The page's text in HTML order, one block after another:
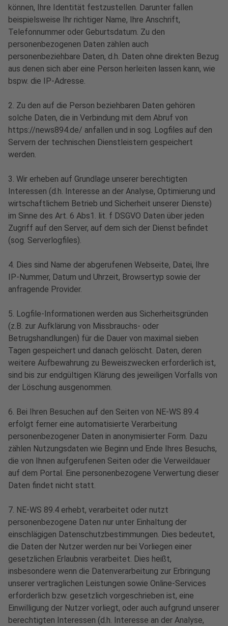
können, Ihre Identität festzustellen. Darunter fallen
beispielsweise Ihr richtiger Name, Ihre Anschrift,
Telefonnummer oder Geburtsdatum. Zu den
personenbezogenen Daten zählen auch
personenbeziehbare Daten, d.h. Daten ohne direkten Bezug
aus denen sich aber eine Person herleiten lassen kann, wie
bspw. die IP-Adresse.
2. Zu den auf die Person beziehbaren Daten gehören
solche Daten, die in Verbindung mit dem Abruf von
https://news894.de/ anfallen und in sog. Logfiles auf den
Servern der technischen Dienstleistern gespeichert
werden.
3. Wir erheben auf Grundlage unserer berechtigten
Interessen (d.h. Interesse an der Analyse, Optimierung und
wirtschaftlichem Betrieb und Sicherheit unserer Dienste)
im Sinne des Art. 6 Abs1. lit. f DSGVO Daten über jeden
Zugriff auf den Server, auf dem sich der Dienst befindet
(sog. Serverlogfiles).
4. Dies sind Name der abgerufenen Webseite, Datei, Ihre
IP-Nummer, Datum und Uhrzeit, Browsertyp sowie der
anfragende Provider.
5. Logfile-Informationen werden aus Sicherheitsgründen
(z.B. zur Aufklärung von Missbrauchs- oder
Betrugshandlungen) für die Dauer von maximal sieben
Tagen gespeichert und danach gelöscht. Daten, deren
weitere Aufbewahrung zu Beweiszwecken erforderlich ist,
sind bis zur endgültigen Klärung des jeweiligen Vorfalls von
der Löschung ausgenommen.
6. Bei Ihren Besuchen auf den Seiten von NE-WS 89.4
erfolgt ferner eine automatisierte Verarbeitung
personenbezogener Daten in anonymisierter Form. Dazu
zählen Nutzungsdaten wie Beginn und Ende Ihres Besuchs,
die von Ihnen aufgerufenen Seiten oder die Verweildauer
auf dem Portal. Eine personenbezogene Verwertung dieser
Daten findet nicht statt.
7. NE-WS 89.4 erhebt, verarbeitet oder nutzt
personenbezogene Daten nur unter Einhaltung der
einschlägigen Datenschutzbestimmungen. Dies bedeutet,
die Daten der Nutzer werden nur bei Vorliegen einer
gesetzlichen Erlaubnis verarbeitet. Dies heißt,
insbesondere wenn die Datenverarbeitung zur Erbringung
unserer vertraglichen Leistungen sowie Online-Services
erforderlich bzw. gesetzlich vorgeschrieben ist, eine
Einwilligung der Nutzer vorliegt, oder auch aufgrund unserer
berechtigten Interessen (d.h. Interesse an der Analyse,